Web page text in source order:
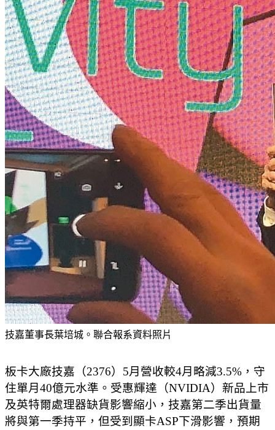
技嘉董事長葉培城。聯合報系資料照片
板卡大廠技嘉（2376）5月營收較4月略減3.5%，守
住單月40億元水準。受惠輝達（NVIDIA）新品上市
及英特爾處理器缺貨影響縮小，技嘉第二季出貨量
將與第一季持平，但受到顯卡ASP下滑影響，預期